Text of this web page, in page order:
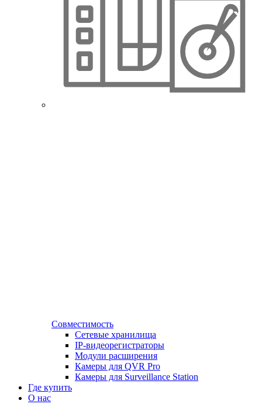
Совместимость
Сетевые хранилища
IP-видеорегистраторы
Модули расширения
Камеры для QVR Pro
Камеры для Surveillance Station
Где купить
О нас